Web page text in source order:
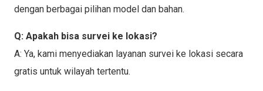
dengan berbagai pilihan model dan bahan.
Q: Apakah bisa survei ke lokasi?
A: Ya, kami menyediakan layanan survei ke lokasi secara
gratis untuk wilayah tertentu.